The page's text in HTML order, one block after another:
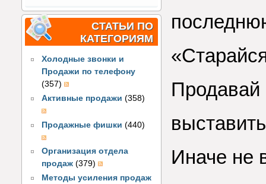
СТАТЬИ ПО
КАТЕГОРИЯМ
Холодные звонки и
Продажи по телефону
(357)
Активные продажи (358)
Продажные фишки (440)
Организация отдела
продаж (379)
Методы усиления продаж
Продавай
Иначе не